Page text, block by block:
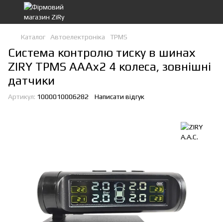
Каталог Автоелектроніка TPMS
Система контролю тиску в шинах
ZIRY TPMS AAAx2 4 колеса, зовнішні
датчики
Артикул: 1000010006282 Написати відгук